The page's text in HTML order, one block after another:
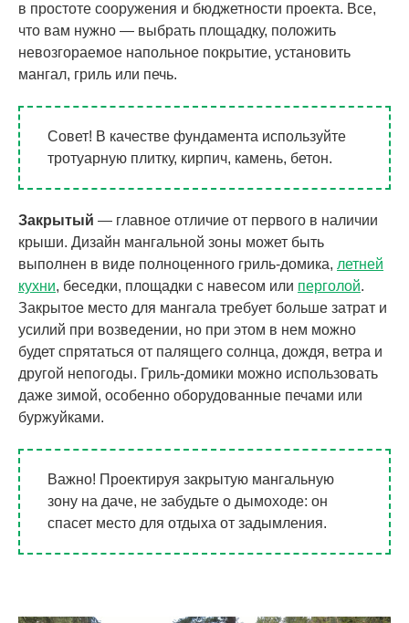
в простоте сооружения и бюджетности проекта. Все,
что вам нужно — выбрать площадку, положить
невозгораемое напольное покрытие, установить
мангал, гриль или печь.
Совет! В качестве фундамента используйте
тротуарную плитку, кирпич, камень, бетон.
Закрытый — главное отличие от первого в наличии
крыши. Дизайн мангальной зоны может быть
выполнен в виде полноценного гриль-домика, летней
кухни, беседки, площадки с навесом или перголой.
Закрытое место для мангала требует больше затрат и
усилий при возведении, но при этом в нем можно
будет спрятаться от палящего солнца, дождя, ветра и
другой непогоды. Гриль-домики можно использовать
даже зимой, особенно оборудованные печами или
буржуйками.
Важно! Проектируя закрытую мангальную
зону на даче, не забудьте о дымоходе: он
спасет место для отдыха от задымления.